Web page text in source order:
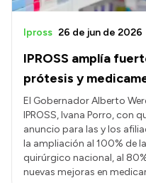
IPROSS amplía
prótesis y
Ipross 26 de jun de 2026
El Gobernador Alberto
IPROSS, Ivana Porro, con
anuncio para las y los
la ampliación al 100% de
quirúrgico nacional, al
nuevas mejoras en